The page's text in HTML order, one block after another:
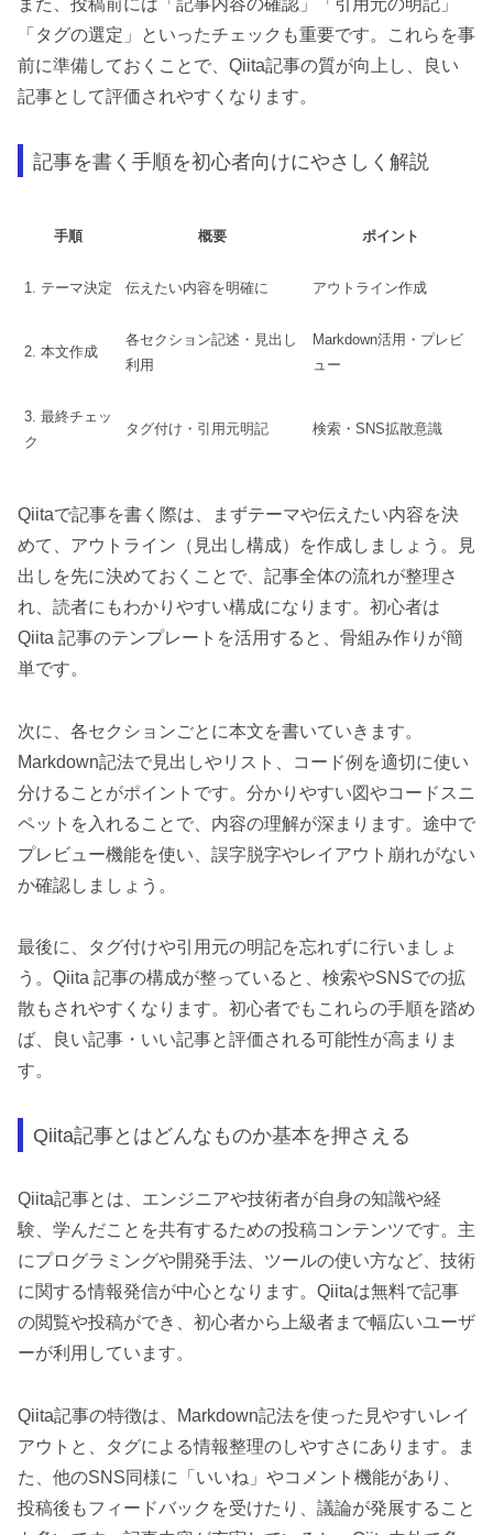
また、投稿前には「記事内容の確認」「引用元の明記」
「タグの選定」といったチェックも重要です。これらを事
前に準備しておくことで、Qiita記事の質が向上し、良い
記事として評価されやすくなります。
記事を書く手順を初心者向けにやさしく解説
手順 概要 ポイント
1. テーマ決定 伝えたい内容を明確に アウトライン作成
2. 本文作成
各セクション記述・見出し
利用
Markdown活用・プレビ
ュー
3. 最終チェッ
ク
タグ付け・引用元明記 検索・SNS拡散意識
Qiitaで記事を書く際は、まずテーマや伝えたい内容を決
めて、アウトライン（見出し構成）を作成しましょう。見
出しを先に決めておくことで、記事全体の流れが整理さ
れ、読者にもわかりやすい構成になります。初心者は
Qiita 記事のテンプレートを活用すると、骨組み作りが簡
単です。
次に、各セクションごとに本文を書いていきます。
Markdown記法で見出しやリスト、コード例を適切に使い
分けることがポイントです。分かりやすい図やコードスニ
ペットを入れることで、内容の理解が深まります。途中で
プレビュー機能を使い、誤字脱字やレイアウト崩れがない
か確認しましょう。
最後に、タグ付けや引用元の明記を忘れずに行いましょ
う。Qiita 記事の構成が整っていると、検索やSNSでの拡
散もされやすくなります。初心者でもこれらの手順を踏め
ば、良い記事・いい記事と評価される可能性が高まりま
す。
Qiita記事とはどんなものか基本を押さえる
Qiita記事とは、エンジニアや技術者が自身の知識や経
験、学んだことを共有するための投稿コンテンツです。主
にプログラミングや開発手法、ツールの使い方など、技術
に関する情報発信が中心となります。Qiitaは無料で記事
の閲覧や投稿ができ、初心者から上級者まで幅広いユーザ
ーが利用しています。
Qiita記事の特徴は、Markdown記法を使った見やすいレイ
アウトと、タグによる情報整理のしやすさにあります。ま
た、他のSNS同様に「いいね」やコメント機能があり、
投稿後もフィードバックを受けたり、議論が発展すること